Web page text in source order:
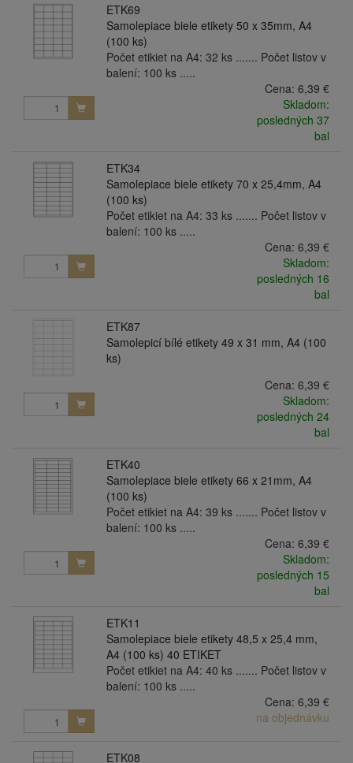
ETK69
Samolepiace biele etikety 50 x 35mm, A4
(100 ks)
Počet etikiet na A4: 32 ks ....... Počet listov v
balení: 100 ks .....
Cena: 6,39 €
Skladom:
posledných 37
bal
ETK34
Samolepiace biele etikety 70 x 25,4mm, A4
(100 ks)
Počet etikiet na A4: 33 ks ....... Počet listov v
balení: 100 ks .....
Cena: 6,39 €
Skladom:
posledných 16
bal
ETK87
Samolepicí bílé etikety 49 x 31 mm, A4 (100
ks)
Cena: 6,39 €
Skladom:
posledných 24
bal
ETK40
Samolepiace biele etikety 66 x 21mm, A4
(100 ks)
Počet etikiet na A4: 39 ks ....... Počet listov v
balení: 100 ks .....
Cena: 6,39 €
Skladom:
posledných 15
bal
ETK11
Samolepiace biele etikety 48,5 x 25,4 mm,
A4 (100 ks) 40 ETIKET
Počet etikiet na A4: 40 ks ....... Počet listov v
balení: 100 ks .....
Cena: 6,39 €
na objednávku
ETK08